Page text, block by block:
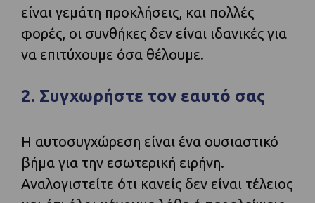
είναι γεμάτη προκλήσεις, και πολλές
φορές, οι συνθήκες δεν είναι ιδανικές για
να επιτύχουμε όσα θέλουμε.
2. Συγχωρήστε τον εαυτό σας
Η αυτοσυγχώρεση είναι ένα ουσιαστικό
βήμα για την εσωτερική ειρήνη.
Αναλογιστείτε ότι κανείς δεν είναι τέλειος